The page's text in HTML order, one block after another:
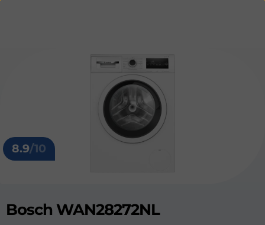
8.9/10
Bosch WAN28272NL